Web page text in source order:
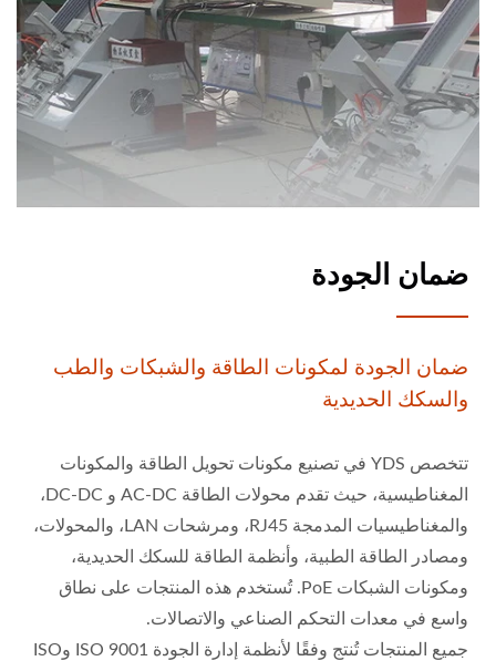
ضمان الجودة
ضمان الجودة لمكونات الطاقة والشبكات والطب
والسكك الحديدية
تتخصص YDS في تصنيع مكونات تحويل الطاقة والمكونات
المغناطيسية، حيث تقدم محولات الطاقة AC-DC و DC-DC،
والمغناطيسيات المدمجة RJ45، ومرشحات LAN، والمحولات،
ومصادر الطاقة الطبية، وأنظمة الطاقة للسكك الحديدية،
ومكونات الشبكات PoE. تُستخدم هذه المنتجات على نطاق
واسع في معدات التحكم الصناعي والاتصالات.
جميع المنتجات تُنتج وفقًا لأنظمة إدارة الجودة ISO 9001 وISO